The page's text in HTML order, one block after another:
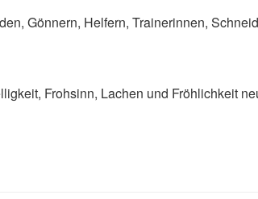
Gönnern, Helfern, Trainerinnen,
Frohsinn, Lachen und Fröhlichkeit